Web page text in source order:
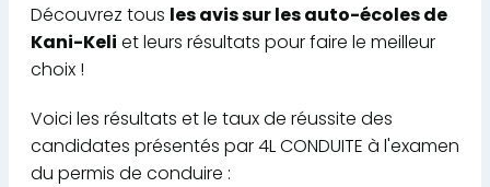
Découvrez tous les avis sur les auto-écoles de
Kani-Keli et leurs résultats pour faire le meilleur
choix !
Voici les résultats et le taux de réussite des
candidates présentés par 4L CONDUITE à l'examen
du permis de conduire :